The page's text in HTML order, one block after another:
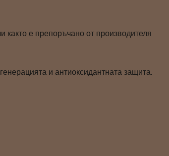
както е препоръчано от производителя
и антиоксидантната защита.